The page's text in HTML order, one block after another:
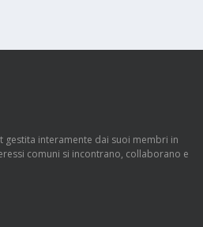
interamente dai suoi membri in
comuni si incontrano, collaborano e